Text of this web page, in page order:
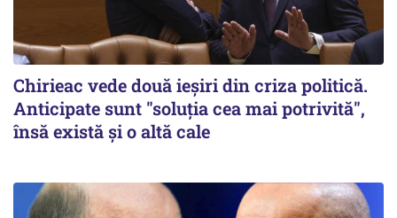
Chirieac vede două ieșiri din criza politică.
Anticipate sunt "soluția cea mai potrivită",
însă există și o altă cale